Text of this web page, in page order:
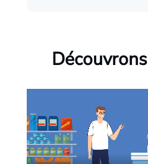
Découvrons